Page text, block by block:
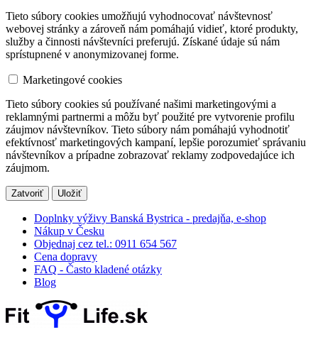
Tieto súbory cookies umožňujú vyhodnocovať návštevnosť
webovej stránky a zároveň nám pomáhajú vidieť, ktoré produkty,
služby a činnosti návštevníci preferujú. Získané údaje sú nám
sprístupnené v anonymizovanej forme.
Marketingové cookies
Tieto súbory cookies sú používané našimi marketingovými a
reklamnými partnermi a môžu byť použité pre vytvorenie profilu
záujmov návštevníkov. Tieto súbory nám pomáhajú vyhodnotiť
efektívnosť marketingových kampaní, lepšie porozumieť správaniu
návštevníkov a prípadne zobrazovať reklamy zodpovedajúce ich
záujmom.
Zatvoriť Uložiť
Doplnky výživy Banská Bystrica - predajňa, e-shop
Nákup v Česku
Objednaj cez tel.: 0911 654 567
Cena dopravy
FAQ - Často kladené otázky
Blog